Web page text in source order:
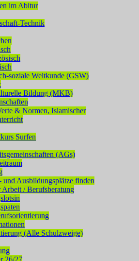
im Abitur
Technik
soziale Weltkunde (GSW)
Bildung (MKB)
& Normen, Islamischer
Surfen
(AGs)
und Ausbildungsplätze finden
/ Berufsberatung
(Alle Schulzweige)
26/27